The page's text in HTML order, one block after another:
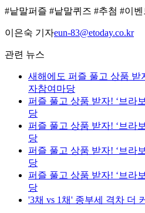
#낱말퍼즐 #낱말퀴즈 #추첨 #이
이은숙 기자eun-83@etoday.co.kr
관련 뉴스
새해에도 퍼즐 풀고 상품 받
자참여마당
퍼즐 풀고 상품 받자! ‘브라
당
퍼즐 풀고 상품 받자! ‘브라
당
퍼즐 풀고 상품 받자! ‘브라
당
퍼즐 풀고 상품 받자! ‘브라
당
'3채 vs 1채' 종부세 격차 더